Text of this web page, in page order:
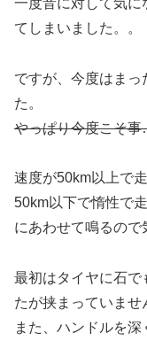
てしまいました。。
ですが、今度はまっ
た。
やっぱり今度こそ
速度が50km以上で
50km以下で惰性で
にあわせて鳴るので
最初はタイヤに石で
たが挟まっていませ
また、ハンドルを